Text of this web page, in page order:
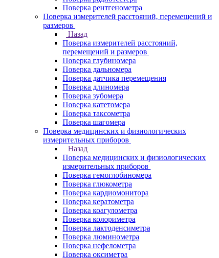
Поверка рентгенометра
Поверка измерителей расстояний, перемещений и
размеров
Назад
Поверка измерителей расстояний,
перемещений и размеров
Поверка глубиномера
Поверка дальномера
Поверка датчика перемещения
Поверка длиномера
Поверка зубомера
Поверка катетомера
Поверка таксометра
Поверка шагомера
Поверка медицинских и физиологических
измерительных приборов
Назад
Поверка медицинских и физиологических
измерительных приборов
Поверка гемоглобиномера
Поверка глюкометра
Поверка кардиомонитора
Поверка кератометра
Поверка коагулометра
Поверка колориметра
Поверка лактоденсиметра
Поверка люминометра
Поверка нефелометра
Поверка оксиметра